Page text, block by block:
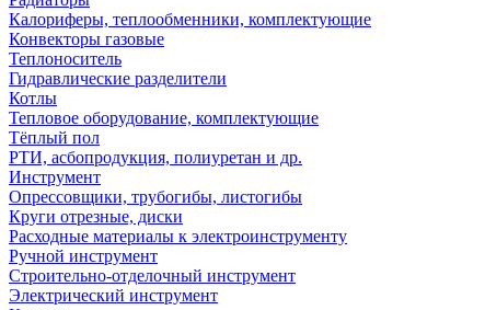
Калориферы, теплообменники, комплектующие
Конвекторы газовые
Теплоноситель
Гидравлические разделители
Котлы
Тепловое оборудование, комплектующие
Тёплый пол
РТИ, асбопродукция, полиуретан и др.
Инструмент
Опрессовщики, трубогибы, листогибы
Круги отрезные, диски
Расходные материалы к электроинструменту
Ручной инструмент
Строительно-отделочный инструмент
Электрический инструмент